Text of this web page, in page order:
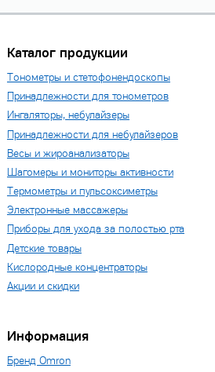
Каталог продукции
Тонометры и стетофонендоскопы
Принадлежности для тонометров
Ингаляторы, небулайзеры
Принадлежности для небулайзеров
Весы и жироанализаторы
Шагомеры и мониторы активности
Термометры и пульсоксиметры
Электронные массажеры
Приборы для ухода за полостью рта
Детские товары
Кислородные концентраторы
Акции и скидки
Информация
Бренд Omron